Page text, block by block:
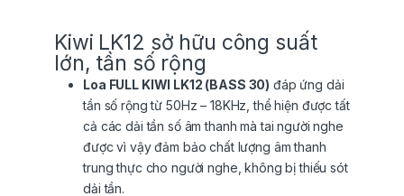
Kiwi LK12 sở hữu công suất
lớn, tần số rộng
Loa FULL KIWI LK12 (BASS 30) đáp ứng dải
tần số rộng từ 50Hz – 18KHz, thể hiện được tất
cả các dải tần số âm thanh mà tai người nghe
được vì vậy đảm bảo chất lượng âm thanh
trung thực cho người nghe, không bị thiếu sót
dải tần.